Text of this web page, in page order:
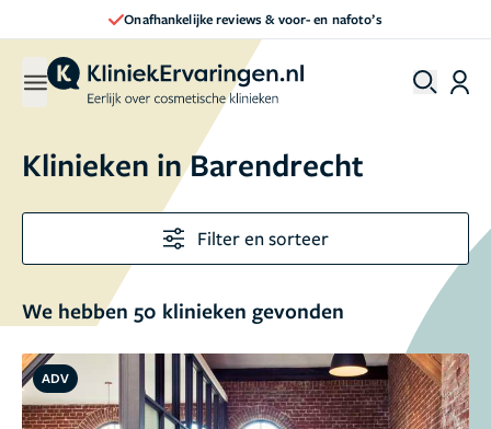
Direct een afspraak maken
Klinieken inBarendrecht
Filter en sorteer
We hebben 50 klinieken gevonden
ADV